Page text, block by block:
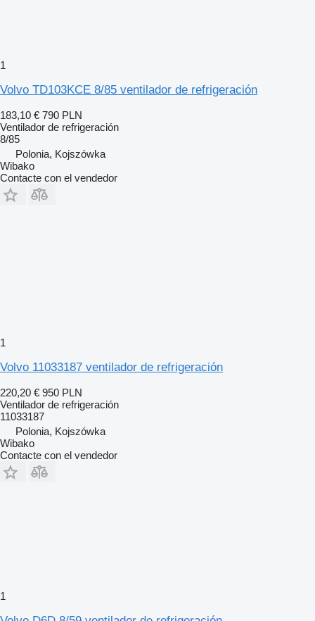
1
Volvo TD103KCE 8/85 ventilador de refrigeración
183,10 € 790 PLN
Ventilador de refrigeración
8/85
Polonia, Kojszówka
Wibako
Contacte con el vendedor
1
Volvo 11033187 ventilador de refrigeración
220,20 € 950 PLN
Ventilador de refrigeración
11033187
Polonia, Kojszówka
Wibako
Contacte con el vendedor
1